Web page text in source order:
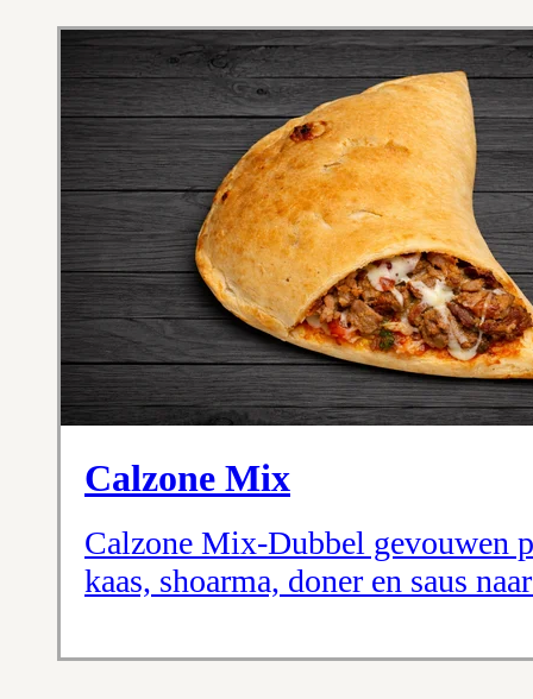
Calzone Mix
Calzone Mix-Dubbel gevouwen
kaas, shoarma, doner en saus